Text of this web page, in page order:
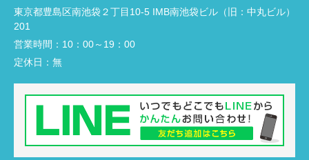
東京都豊島区南池袋２丁目10-5 IMB南池袋ビル（旧：中丸ビル）
201
営業時間： 10：00～19：00
定休日： 無